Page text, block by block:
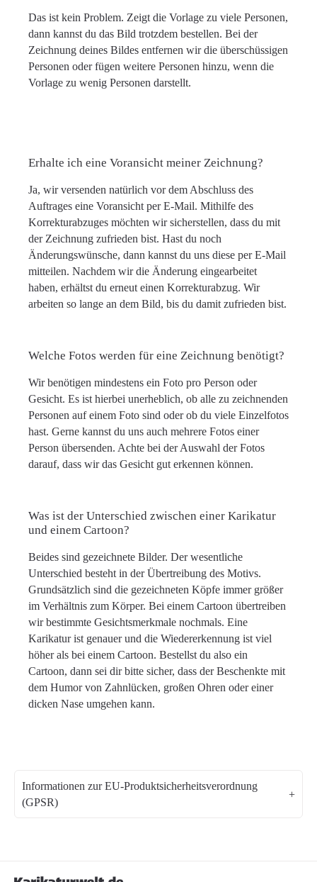
Das ist kein Problem. Zeigt die Vorlage zu viele Personen,
dann kannst du das Bild trotzdem bestellen. Bei der
Zeichnung deines Bildes entfernen wir die überschüssigen
Personen oder fügen weitere Personen hinzu, wenn die
Vorlage zu wenig Personen darstellt.
Erhalte ich eine Voransicht meiner Zeichnung?
Ja, wir versenden natürlich vor dem Abschluss des
Auftrages eine Voransicht per E-Mail. Mithilfe des
Korrekturabzuges möchten wir sicherstellen, dass du mit
der Zeichnung zufrieden bist. Hast du noch
Änderungswünsche, dann kannst du uns diese per E-Mail
mitteilen. Nachdem wir die Änderung eingearbeitet
haben, erhältst du erneut einen Korrekturabzug. Wir
arbeiten so lange an dem Bild, bis du damit zufrieden bist.
Welche Fotos werden für eine Zeichnung benötigt?
Wir benötigen mindestens ein Foto pro Person oder
Gesicht. Es ist hierbei unerheblich, ob alle zu zeichnenden
Personen auf einem Foto sind oder ob du viele Einzelfotos
hast. Gerne kannst du uns auch mehrere Fotos einer
Person übersenden. Achte bei der Auswahl der Fotos
darauf, dass wir das Gesicht gut erkennen können.
Was ist der Unterschied zwischen einer Karikatur
und einem Cartoon?
Beides sind gezeichnete Bilder. Der wesentliche
Unterschied besteht in der Übertreibung des Motivs.
Grundsätzlich sind die gezeichneten Köpfe immer größer
im Verhältnis zum Körper. Bei einem Cartoon übertreiben
wir bestimmte Gesichtsmerkmale nochmals. Eine
Karikatur ist genauer und die Wiedererkennung ist viel
höher als bei einem Cartoon. Bestellst du also ein
Cartoon, dann sei dir bitte sicher, dass der Beschenkte mit
dem Humor von Zahnlücken, großen Ohren oder einer
dicken Nase umgehen kann.
Informationen zur EU-Produktsicherheitsverordnung
(GPSR)